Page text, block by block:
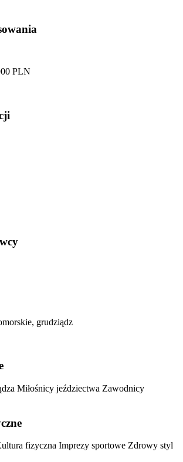
PLN
grudziądz
Miłośnicy jeździectwa Zawodnicy
fizyczna Imprezy sportowe Zdrowy styl